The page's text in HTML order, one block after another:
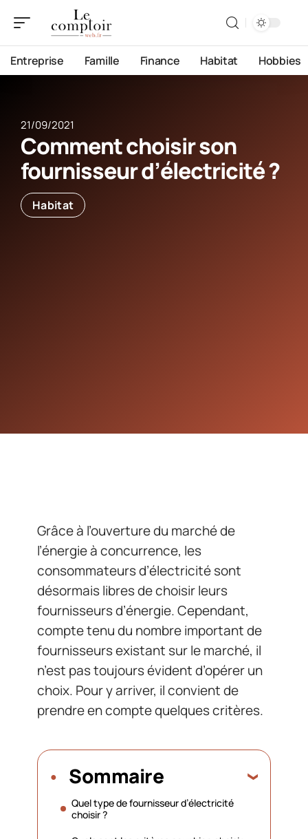
Entreprise Famille Finance Habitat Hobbies
21/09/2021
Comment choisir son
fournisseur d’électricité ?
Habitat
Grâce à l’ouverture du marché de
l’énergie à concurrence, les
consommateurs d’électricité sont
désormais libres de choisir leurs
fournisseurs d’énergie. Cependant,
compte tenu du nombre important de
fournisseurs existant sur le marché, il
n’est pas toujours évident d’opérer un
choix. Pour y arriver, il convient de
prendre en compte quelques critères.
Sommaire
Quel type de fournisseur d’électricité
choisir ?